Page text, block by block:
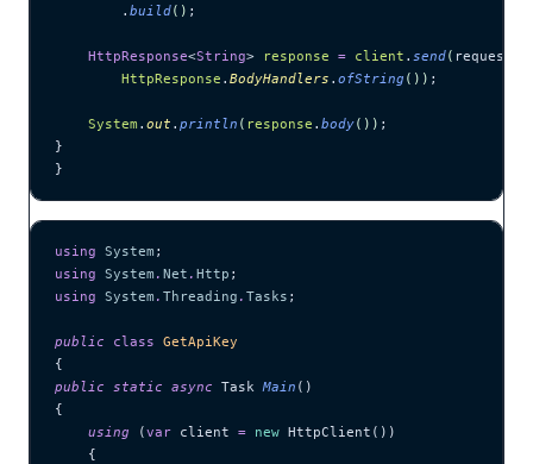
        .
build() ;
    HttpResponse
<String> response = client . send( request,
        HttpResponse
. BodyHandlers . ofString ()) ;
    System
. out . println ( response . body()) ;
}
}
using System ;
using System . Net . Http ;
using System . Threading . Tasks ;
public class GetApiKey
{
public static async Task Main ()
{
    using
(var client = new HttpClient())
    {